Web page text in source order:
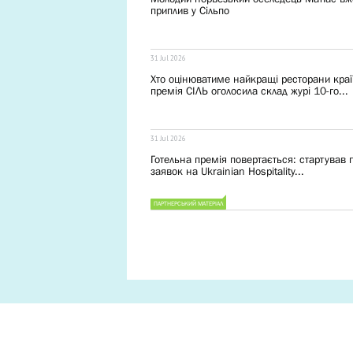
приплив у Сільпо
31 Jul 2026
Хто оцінюватиме найкращі ресторани
премія СІЛЬ оголосила склад журі 10-го...
31 Jul 2026
Готельна премія повертається: cтартував
заявок на Ukrainian Hospitality...
ПАРТНЕРСЬКИЙ МАТЕРІАЛ